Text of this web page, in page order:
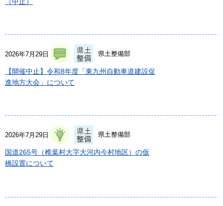
2026年7月29日 県土整備部
【開催中止】令和8年度「東九州自動車道建設促
進地方大会」について
2026年7月29日 県土整備部
国道265号（椎葉村大字大河内今村地区）の仮
橋設置について